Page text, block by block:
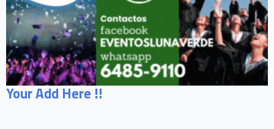
Your Add Here !!